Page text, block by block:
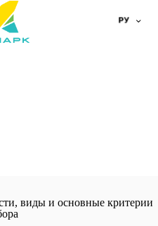
виды и основные критерии